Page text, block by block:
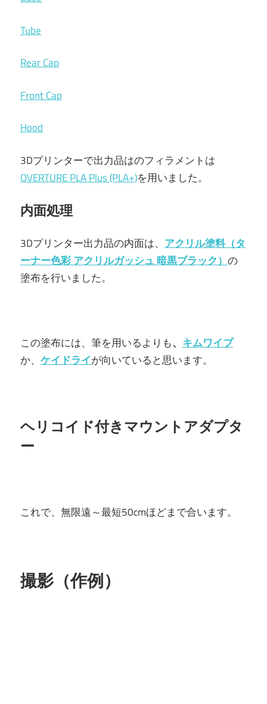
Tube
Rear Cap
Front Cap
Hood
3Dプリンターで出力品はのフィラメントは
OVERTURE PLA Plus (PLA+)を用いました。
内面処理
3Dプリンター出力品の内面は、 アクリル塗料（タ
ーナー色彩 アクリルガッシュ 暗黒ブラック） の
塗布を行いました。
この塗布には、筆を用いるよりも、 キムワイプ
か、 ケイドライが向いていると思います。
ヘリコイド付きマウントアダプタ
ー
これで、無限遠～最短50cmほどまで合います。
撮影（作例）